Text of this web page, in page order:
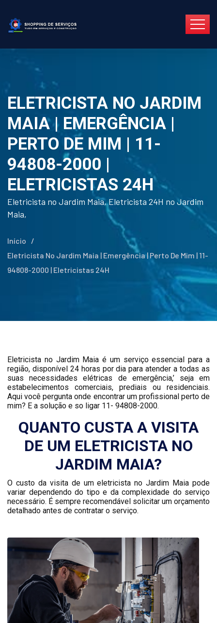
ELETRICISTA NO JARDIM
MAIA | EMERGÊNCIA |
PERTO DE MIM | 11-
94808-2000 |
ELETRICISTAS 24H
Eletricista no Jardim Maia, Eletricista 24H no Jardim
Maia,
Início
/
Eletricista No Jardim Maia | Emergência | Perto De Mim | 11-
94808-2000 | Eletricistas 24H
Eletricista no Jardim Maia é um serviço essencial para a
região, disponível 24 horas por dia para atender a todas as
suas necessidades elétricas de emergência,’ seja em
estabelecimentos comerciais, prediais ou residenciais.
Aqui você pergunta onde encontrar um profissional perto de
mim? E a solução e so ligar 11- 94808-2000.
QUANTO CUSTA A VISITA
DE UM ELETRICISTA NO
JARDIM MAIA?
O custo da visita de um eletricista no Jardim Maia pode
variar dependendo do tipo e da complexidade do serviço
necessário. É sempre recomendável solicitar um orçamento
detalhado antes de contratar o serviço.